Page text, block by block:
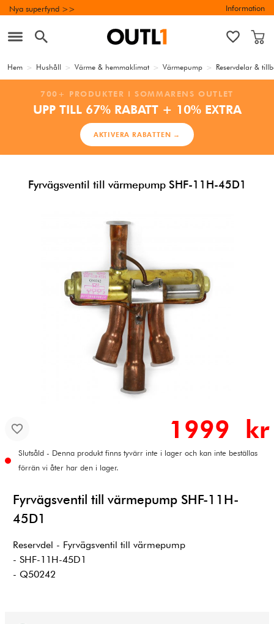
Nya superfynd >> Information
Hem > Hushåll > Värme & hemmaklimat > Värmepump > Reservdelar &
700+ PRODUKTER I SOMMARENS OUTLET
UPP TILL 67% RABATT + 10% EXTRA
AKTIVERA RABATTEN →
Fyrvägsventil till värmepump SHF-11H-45D1
1999 kr
Slutsåld - Denna produkt finns tyvärr inte i lager och kan inte beställas
förrän vi åter har den i lager.
Fyrvägsventil till värmepump SHF-11H-
45D1
Reservdel - Fyrvägsventil till värmepump
- SHF-11H-45D1
- Q50242